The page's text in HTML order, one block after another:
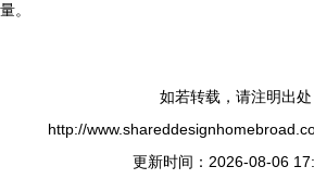
量。
如若转载，请注明出处
http://
更新时间：2026-08-06